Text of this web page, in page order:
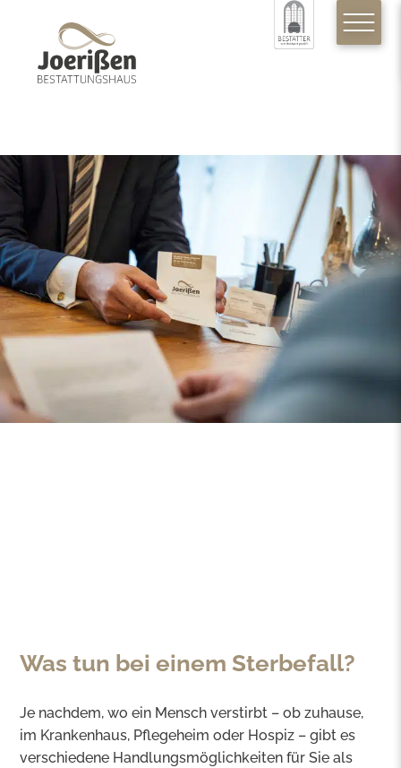
Was tun bei einem Sterbefall?
Je nachdem, wo ein Mensch verstirbt – ob zuhause,
im Krankenhaus, Pflegeheim oder Hospiz – gibt es
verschiedene Handlungsmöglichkeiten für Sie als